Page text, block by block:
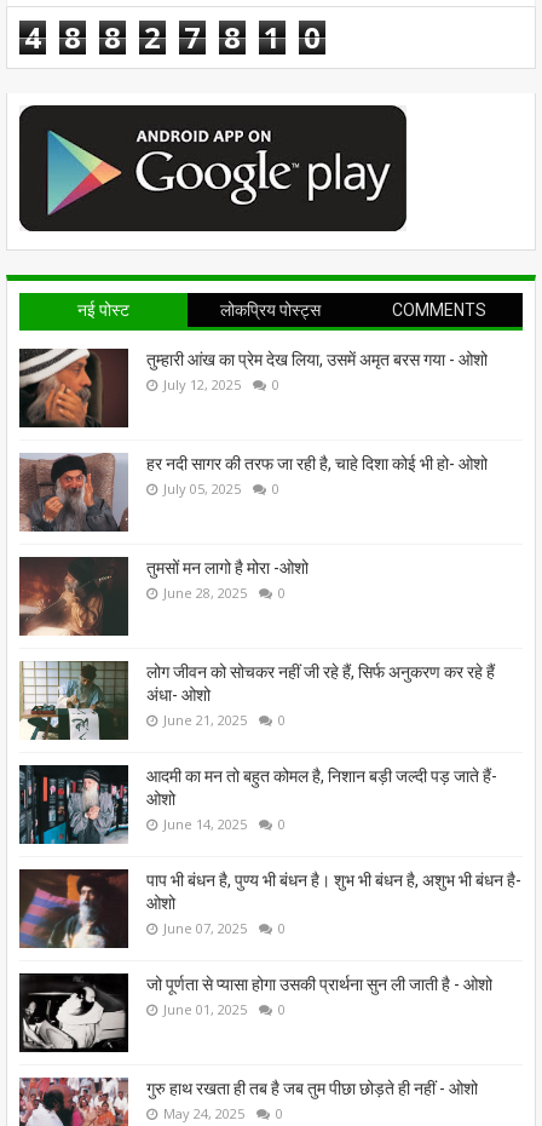
4 8 8 2 7 8 1 0
नई पोस्ट लोकप्रिय पोस्ट्स COMMENTS
तुम्हारी आंख का प्रेम देख लिया, उसमें अमृत बरस गया - ओशो
July 12, 2025 0
हर नदी सागर की तरफ जा रही है, चाहे दिशा कोई भी हो- ओशो
July 05, 2025 0
तुमसों मन लागो है मोरा -ओशो
June 28, 2025 0
लोग जीवन को सोचकर नहीं जी रहे हैं, सिर्फ अनुकरण कर रहे हैं
अंधा- ओशो
June 21, 2025 0
आदमी का मन तो बहुत कोमल है, निशान बड़ी जल्दी पड़ जाते हैं-
ओशो
June 14, 2025 0
पाप भी बंधन है, पुण्य भी बंधन है। शुभ भी बंधन है, अशुभ भी बंधन है-
ओशो
June 07, 2025 0
जो पूर्णता से प्यासा होगा उसकी प्रार्थना सुन ली जाती है - ओशो
June 01, 2025 0
गुरु हाथ रखता ही तब है जब तुम पीछा छोड़ते ही नहीं - ओशो
May 24, 2025 0